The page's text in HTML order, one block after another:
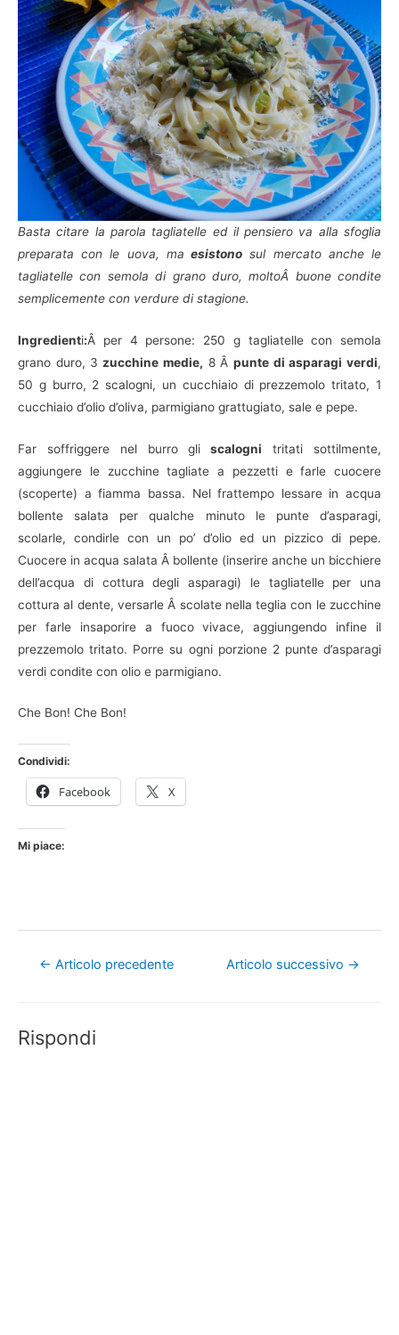
Basta citare la parola tagliatelle ed il pensiero va alla sfoglia
preparata con le uova, ma esistono sul mercato anche le
tagliatelle con semola di grano duro, moltoÂ buone condite
semplicemente con verdure di stagione.
Ingredienti:Â per 4 persone: 250 g tagliatelle con semola
grano duro, 3 zucchine medie, 8 Â punte di asparagi verdi,
50 g burro, 2 scalogni, un cucchiaio di prezzemolo tritato, 1
cucchiaio d’olio d’oliva, parmigiano grattugiato, sale e pepe.
Far soffriggere nel burro gli scalogni tritati sottilmente,
aggiungere le zucchine tagliate a pezzetti e farle cuocere
(scoperte) a fiamma bassa. Nel frattempo lessare in acqua
bollente salata per qualche minuto le punte d’asparagi,
scolarle, condirle con un po’ d’olio ed un pizzico di pepe.
Cuocere in acqua salata Â bollente (inserire anche un bicchiere
dell’acqua di cottura degli asparagi) le tagliatelle per una
cottura al dente, versarle Â scolate nella teglia con le zucchine
per farle insaporire a fuoco vivace, aggiungendo infine il
prezzemolo tritato. Porre su ogni porzione 2 punte d’asparagi
verdi condite con olio e parmigiano.
Che Bon! Che Bon!
Condividi:
Facebook X
Mi piace:
Navigazione
← Articolo precedente Articolo successivo →
Rispondi